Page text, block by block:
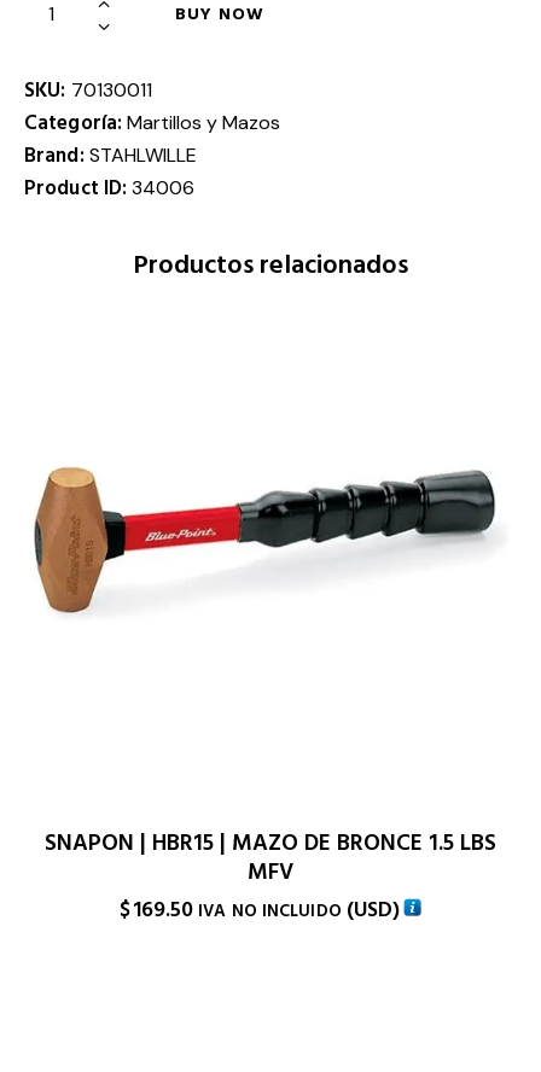
BUY NOW
SKU: 70130011
Categoría:Martillos y Mazos
Brand: STAHLWILLE
Product ID:34006
Productos relacionados
SNAPON | HBR15 | MAZO DE BRONCE 1.5 LBS
MFV
$169.50 IVA NO INCLUIDO (USD)